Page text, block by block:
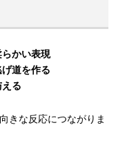
らかい表現
げ道を作る
る
きな反応につながりま